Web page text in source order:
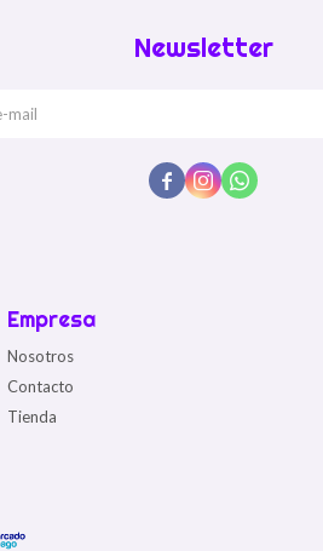
Empresa
Nosotros
Contacto
Tienda
Newsletter
  